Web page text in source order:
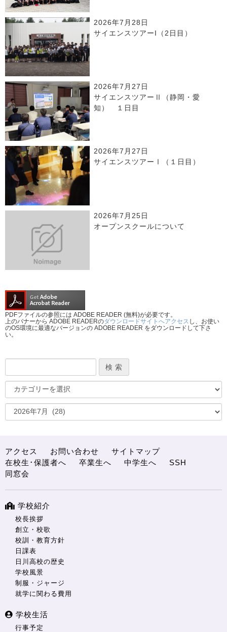
2026年7月28日
サイエンスツアーI（2日目）
2026年7月27日
サイエンスツアーⅡ（静岡・愛
知） １日目
2026年7月27日
サイエンスツアーⅠ（１日目）
2026年7月25日
オープンスクールについて
PDFファイルの参照には ADOBE READER (無料)が必要です。
上のバナーから ADOBE READERのダウンロードサイトへアクセス し、お使い
のOS環境に最適なバージョンの ADOBE READER をダウンロードして下さ
い。
アクセス お問い合わせ
サイトマップ
在校生･保護者へ
卒業生へ 中学生へ
SSH
同窓会
学校紹介
校長挨拶
創立・校歌
校訓・教育方針
日課表
日川高校の歴史
学校風景
制服・ジャージ
就学に関わる費用
学校生活
行事予定